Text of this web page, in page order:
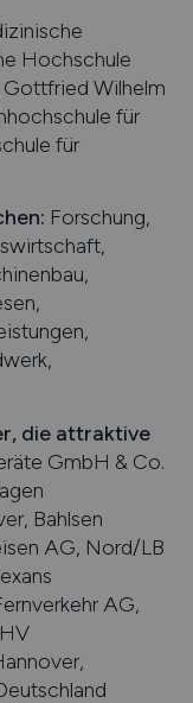
Hochschule
Wilhelm
für
für
: Forschung,
, die attraktive
GmbH & Co.
Bahlsen
AG, Nord/LB
AG,